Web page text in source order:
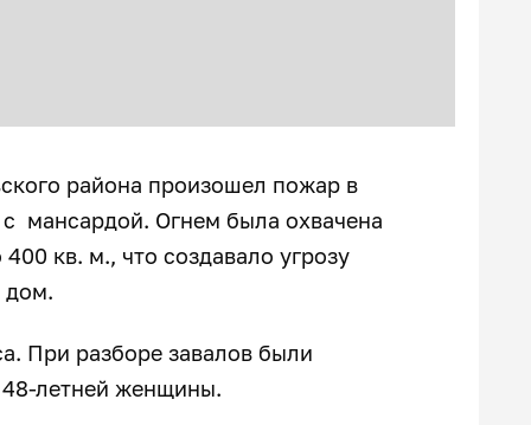
района произошел пожар в
мансардой. Огнем была охвачена
кв. м., что создавало угрозу
дом.
При разборе завалов были
летней женщины.